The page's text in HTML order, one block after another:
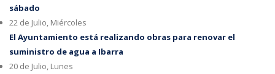
sábado
22 de Julio, Miércoles
El Ayuntamiento está realizando obras para renovar el
suministro de agua a Ibarra
20 de Julio, Lunes